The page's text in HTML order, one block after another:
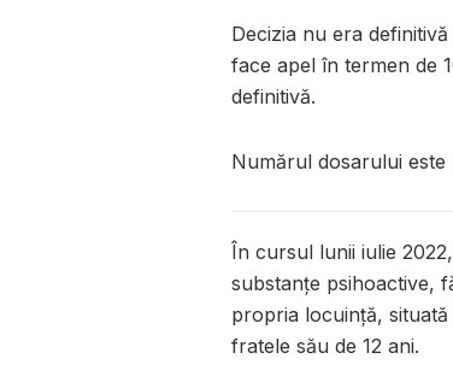
Decizia nu era
face apel în termen de
definitivă.
Numărul dosarului
În cursul lunii iulie
substanțe psihoactive,
propria locuință,
fratele său de 12 ani.